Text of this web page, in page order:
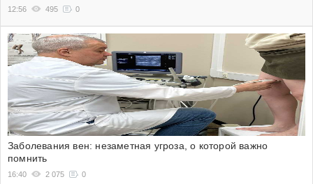
12:56 495 0
Заболевания вен: незаметная угроза, о которой важно
помнить
16:40 2 075 0